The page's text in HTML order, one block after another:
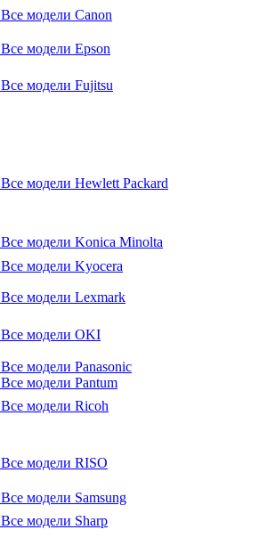
Все модели Canon
Все модели Epson
Все модели Fujitsu
Все модели Hewlett Packard
Все модели Konica Minolta
Все модели Kyocera
Все модели Lexmark
Все модели OKI
Все модели Panasonic
Все модели Pantum
Все модели Ricoh
Все модели RISO
Все модели Samsung
Все модели Sharp